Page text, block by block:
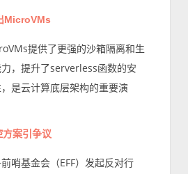
MicroVMs
提供了更强的沙箱隔离和生
，提升了serverless函数的安
是云计算底层架构的重要演
方案引争议
哨基金会（EFF）发起反对行